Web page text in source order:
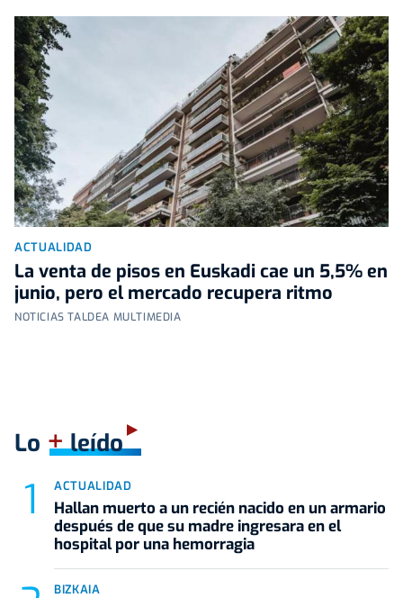
ACTUALIDAD
La venta de pisos en Euskadi cae un 5,5% en
junio, pero el mercado recupera ritmo
NOTICIAS TALDEA MULTIMEDIA
Lo +leído
ACTUALIDAD
Hallan muerto a un recién nacido en un armario
después de que su madre ingresara en el
hospital por una hemorragia
BIZKAIA